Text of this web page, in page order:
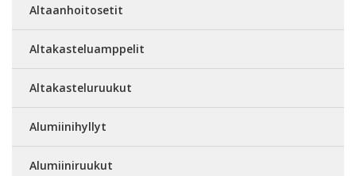
Altaanhoitosetit
Altakasteluamppelit
Altakasteluruukut
Alumiinihyllyt
Alumiiniruukut